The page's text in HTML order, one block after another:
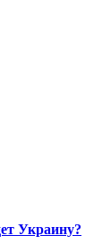
Украину?